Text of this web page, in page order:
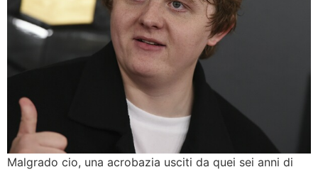
Malgrado cio, una acrobazia usciti da quei sei anni di